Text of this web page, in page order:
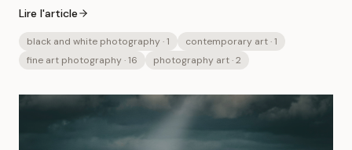
collectionneurs.
Lire l'article
black and white photography· 1 contemporary art· 1
fine art photography· 16 photography art· 2